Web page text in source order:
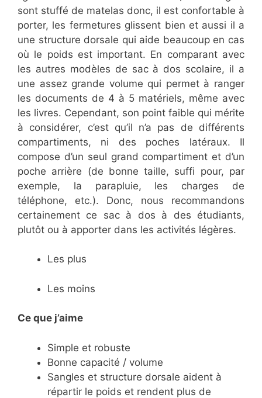
sont stuffé de matelas donc, il est confortable à
porter, les fermetures glissent bien et aussi il a
une structure dorsale qui aide beaucoup en cas
où le poids est important. En comparant avec
les autres modèles de sac à dos scolaire, il a
une assez grande volume qui permet à ranger
les documents de 4 à 5 matériels, même avec
les livres. Cependant, son point faible qui mérite
à considérer, c’est qu’il n’a pas de différents
compartiments, ni des poches latéraux. Il
compose d’un seul grand compartiment et d’un
poche arrière (de bonne taille, suffi pour, par
exemple, la parapluie, les charges de
téléphone, etc.). Donc, nous recommandons
certainement ce sac à dos à des étudiants,
plutôt ou à apporter dans les activités légères.
Les plus
Les moins
Ce que j’aime
Simple et robuste
Bonne capacité / volume
Sangles et structure dorsale aident à
répartir le poids et rendent plus de